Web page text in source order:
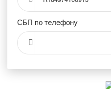
СБП по телефону